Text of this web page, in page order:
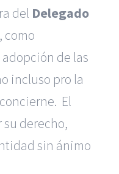
del Delegado
, como
de las
incluso pro la
El
derecho,
sin ánimo